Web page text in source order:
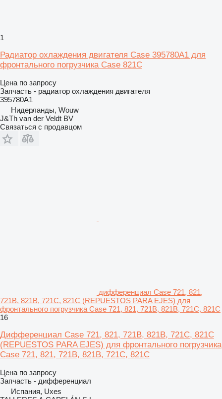
1
Радиатор охлаждения двигателя Case 395780A1 для
фронтального погрузчика Case 821C
Цена по запросу
Запчасть - радиатор охлаждения двигателя
395780A1
Нидерланды, Wouw
J&Th van der Veldt BV
Связаться с продавцом
дифференциал Case 721, 821,
721B, 821B, 721C, 821C (REPUESTOS PARA EJES) для
фронтального погрузчика Case 721, 821, 721B, 821B, 721C, 821C
16
Дифференциал Case 721, 821, 721B, 821B, 721C, 821C
(REPUESTOS PARA EJES) для фронтального погрузчика
Case 721, 821, 721B, 821B, 721C, 821C
Цена по запросу
Запчасть - дифференциал
Испания, Uxes